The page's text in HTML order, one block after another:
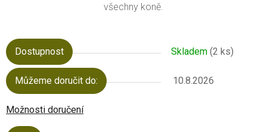
všechny koně.
Dostupnost Skladem (2 ks)
Můžeme doručit do: 10.8.2026
Možnosti doručení